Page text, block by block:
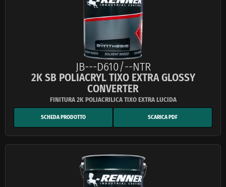
JB---D610/--NTR
2K SB POLIACRYL TIXO EXTRA GLOSSY
CONVERTER
SCHEDA PRODOTTO SCARICA PDF